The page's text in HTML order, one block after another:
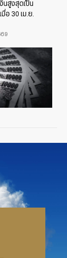
นสูงสุดเป็น
อ 30 เม.ย.